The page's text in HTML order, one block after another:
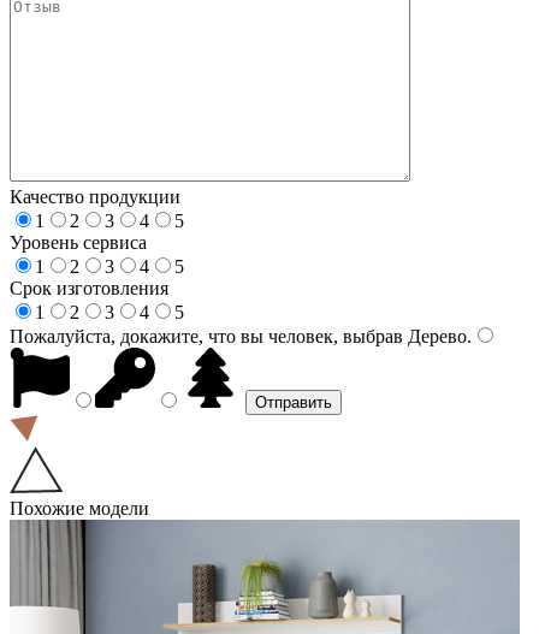
Качество продукции
1
2 3 4
5
Уровень сервиса
1
2 3 4
5
Срок изготовления
1
2 3 4
5
Пожалуйста, докажите, что вы человек, выбрав Дерево.
Похожие модели